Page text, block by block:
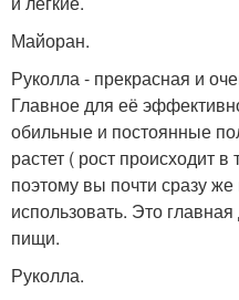
Майоран.
Руколла - прекрасная и
Главное для её
обильные и постоянные
растет ( рост происходит
поэтому вы почти сразу
использовать. Это
пищи.
Руколла.